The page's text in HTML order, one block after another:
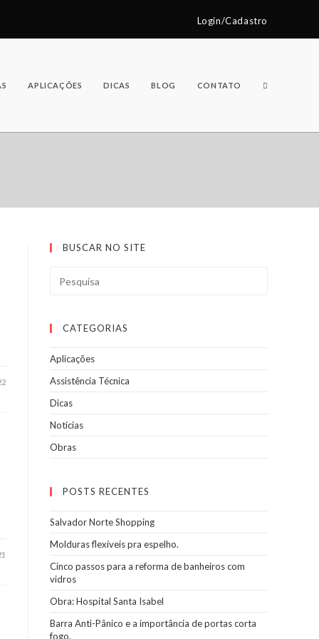
Login/Cadastro
APLICAÇÕES DICAS BLOG CONTATO
BUSCAR NO SITE
CATEGORIAS
Aplicações
Assistência Técnica
Dicas
Notícias
Obras
POSTS RECENTES
Salvador Norte Shopping
Molduras flexíveis pra espelho.
Cinco passos para a reforma de banheiros com
vidros
Obra: Hospital Santa Isabel
Barra Anti-Pânico e a importância de portas corta
fogo.